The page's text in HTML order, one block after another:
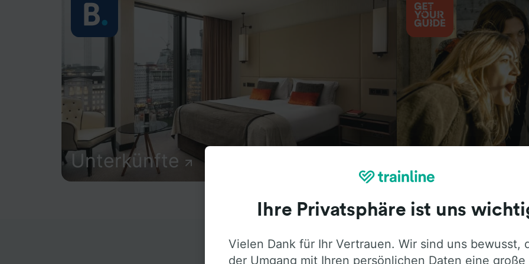
Unterkünfte
Die ehrliche Meinung von Trainline-
Ihre Privatsphäre ist uns
Vielen Dank für Ihr Vertrauen. Wir sind uns bewusst,
der Umgang mit Ihren persönlichen Daten eine große